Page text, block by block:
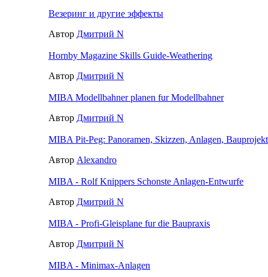
Везеринг и другие эффекты
Автор Дмитрий N
Hornby Magazine Skills Guide-Weathering
Автор Дмитрий N
MIBA Modellbahner planen fur Modellbahner
Автор Дмитрий N
MIBA Pit-Peg: Panoramen, Skizzen, Anlagen,
Автор Alexandro
MIBA - Rolf Knippers Schonste Anlagen-Entwurfe
Автор Дмитрий N
MIBA - Profi-Gleisplane fur die Baupraxis
Автор Дмитрий N
MIBA - Minimax-Anlagen